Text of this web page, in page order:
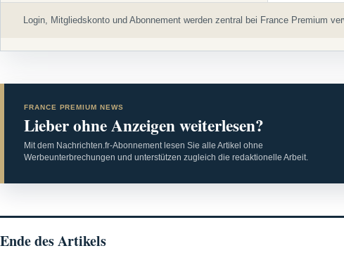
Login, Mitgliedskonto und Abonnement werden zentral bei France Premium
FRANCE PREMIUM NEWS
Lieber ohne Anzeigen weiterlesen?
Mit dem Nachrichten.fr-Abonnement lesen Sie alle Artikel ohne
Werbeunterbrechungen und unterstützen zugleich die redaktionelle Arbeit.
Ende des Artikels